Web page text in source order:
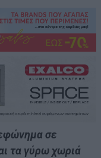
σε
τα γύρω χωριά